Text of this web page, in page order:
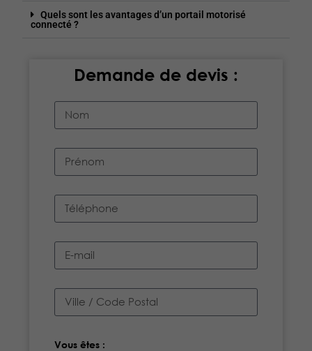
Quels sont les avantages d’un portail motorisé
connecté ?
Demande de devis :
Vous êtes :